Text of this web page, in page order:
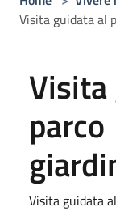
Visita guidata al
parco
Visita guidata